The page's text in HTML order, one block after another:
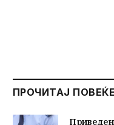
ПРОЧИТАЈ ПОВЕЌЕ
Приведен